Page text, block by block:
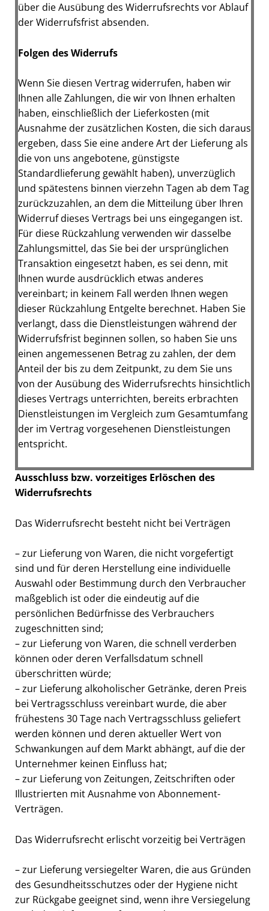
über die Ausübung des Widerrufsrechts vor Ablauf
der Widerrufsfrist absenden.
Folgen des Widerrufs
Wenn Sie diesen Vertrag widerrufen, haben wir
Ihnen alle Zahlungen, die wir von Ihnen erhalten
haben, einschließlich der Lieferkosten (mit
Ausnahme der zusätzlichen Kosten, die sich daraus
ergeben, dass Sie eine andere Art der Lieferung als
die von uns angebotene, günstigste
Standardlieferung gewählt haben), unverzüglich
und spätestens binnen vierzehn Tagen ab dem Tag
zurückzuzahlen, an dem die Mitteilung über Ihren
Widerruf dieses Vertrags bei uns eingegangen ist.
Für diese Rückzahlung verwenden wir dasselbe
Zahlungsmittel, das Sie bei der ursprünglichen
Transaktion eingesetzt haben, es sei denn, mit
Ihnen wurde ausdrücklich etwas anderes
vereinbart; in keinem Fall werden Ihnen wegen
dieser Rückzahlung Entgelte berechnet. Haben Sie
verlangt, dass die Dienstleistungen während der
Widerrufsfrist beginnen sollen, so haben Sie uns
einen angemessenen Betrag zu zahlen, der dem
Anteil der bis zu dem Zeitpunkt, zu dem Sie uns
von der Ausübung des Widerrufsrechts hinsichtlich
dieses Vertrags unterrichten, bereits erbrachten
Dienstleistungen im Vergleich zum Gesamtumfang
der im Vertrag vorgesehenen Dienstleistungen
entspricht.
Ausschluss bzw. vorzeitiges Erlöschen des
Widerrufsrechts
Das Widerrufsrecht besteht nicht bei Verträgen
– zur Lieferung von Waren, die nicht vorgefertigt
sind und für deren Herstellung eine individuelle
Auswahl oder Bestimmung durch den Verbraucher
maßgeblich ist oder die eindeutig auf die
persönlichen Bedürfnisse des Verbrauchers
zugeschnitten sind;
– zur Lieferung von Waren, die schnell verderben
können oder deren Verfallsdatum schnell
überschritten würde;
– zur Lieferung alkoholischer Getränke, deren Preis
bei Vertragsschluss vereinbart wurde, die aber
frühestens 30 Tage nach Vertragsschluss geliefert
werden können und deren aktueller Wert von
Schwankungen auf dem Markt abhängt, auf die der
Unternehmer keinen Einfluss hat;
– zur Lieferung von Zeitungen, Zeitschriften oder
Illustrierten mit Ausnahme von Abonnement-
Verträgen.
Das Widerrufsrecht erlischt vorzeitig bei Verträgen
– zur Lieferung versiegelter Waren, die aus Gründen
des Gesundheitsschutzes oder der Hygiene nicht
zur Rückgabe geeignet sind, wenn ihre Versiegelung